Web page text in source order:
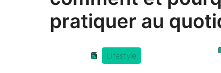
pratiquer au
Lifestyle